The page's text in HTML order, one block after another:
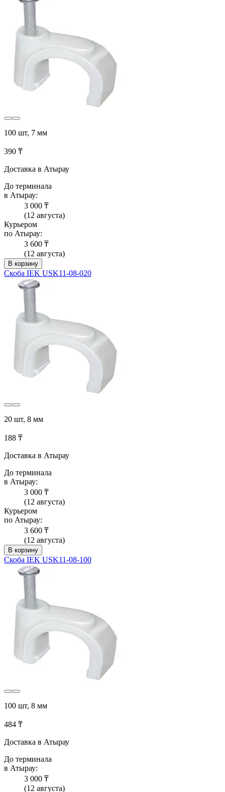
100 шт, 7 мм
390 ₸
Доставка в Атырау
До терминала
в Атырау:
3 000 ₸
(12 августа)
Курьером
по Атырау:
3 600 ₸
(12 августа)
В корзину
Скоба IEK USK11-08-020
20 шт, 8 мм
188 ₸
Доставка в Атырау
До терминала
в Атырау:
3 000 ₸
(12 августа)
Курьером
по Атырау:
3 600 ₸
(12 августа)
В корзину
Скоба IEK USK11-08-100
100 шт, 8 мм
484 ₸
Доставка в Атырау
До терминала
в Атырау:
3 000 ₸
(12 августа)